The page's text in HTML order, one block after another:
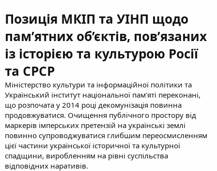
Позиція МКІП та УІНП щодо
пам’ятних об’єктів, пов’язаних
із історією та культурою Росії
та СРСР
Міністерство культури та інформаційної політики та
Український інститут національної пам’яті переконані,
що розпочата у 2014 році декомунізація повинна
продовжуватися. Очищення публічного простору від
маркерів імперських претензій на українські землі
повинно супроводжуватися глибшим переосмисленням
цієї частини української історичної та культурної
спадщини, виробленням на рівні суспільства
відповідних наративів.